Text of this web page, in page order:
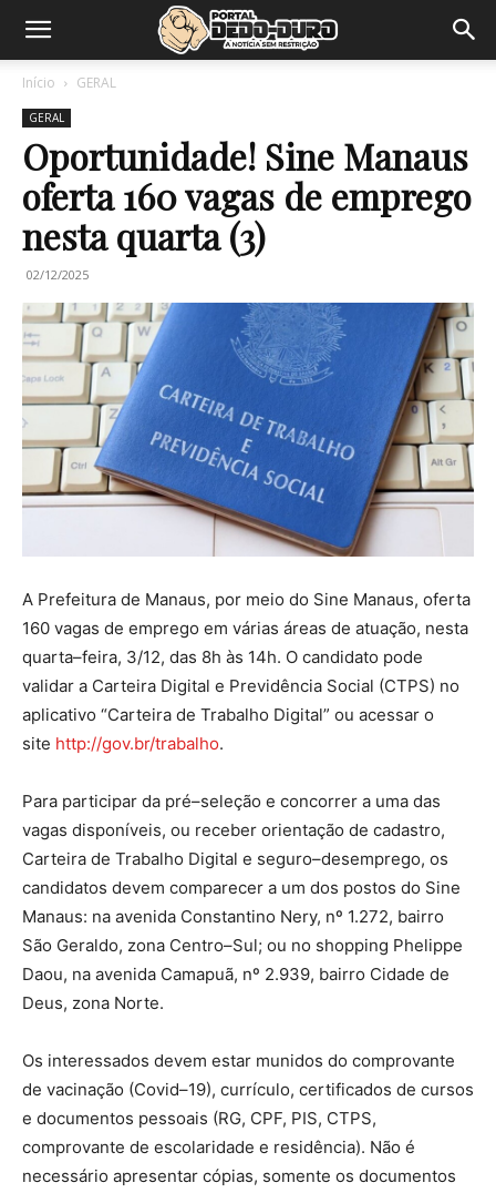
Início GERAL
GERAL
Oportunidade! Sine Manaus
oferta 160 vagas de emprego
nesta quarta (3)
02/12/2025
A Prefeitura de Manaus, por meio do Sine Manaus, oferta
160 vagas de emprego em várias áreas de atuação, nesta
quarta–feira, 3/12, das 8h às 14h. O candidato pode
validar a Carteira Digital e Previdência Social (CTPS) no
aplicativo “Carteira de Trabalho Digital” ou acessar o
site http://gov.br/trabalho.
Para participar da pré–seleção e concorrer a uma das
vagas disponíveis, ou receber orientação de cadastro,
Carteira de Trabalho Digital e seguro–desemprego, os
candidatos devem comparecer a um dos postos do Sine
Manaus: na avenida Constantino Nery, nº 1.272, bairro
São Geraldo, zona Centro–Sul; ou no shopping Phelippe
Daou, na avenida Camapuã, nº 2.939, bairro Cidade de
Deus, zona Norte.
Os interessados devem estar munidos do comprovante
de vacinação (Covid–19), currículo, certificados de cursos
e documentos pessoais (RG, CPF, PIS, CTPS,
comprovante de escolaridade e residência). Não é
necessário apresentar cópias, somente os documentos